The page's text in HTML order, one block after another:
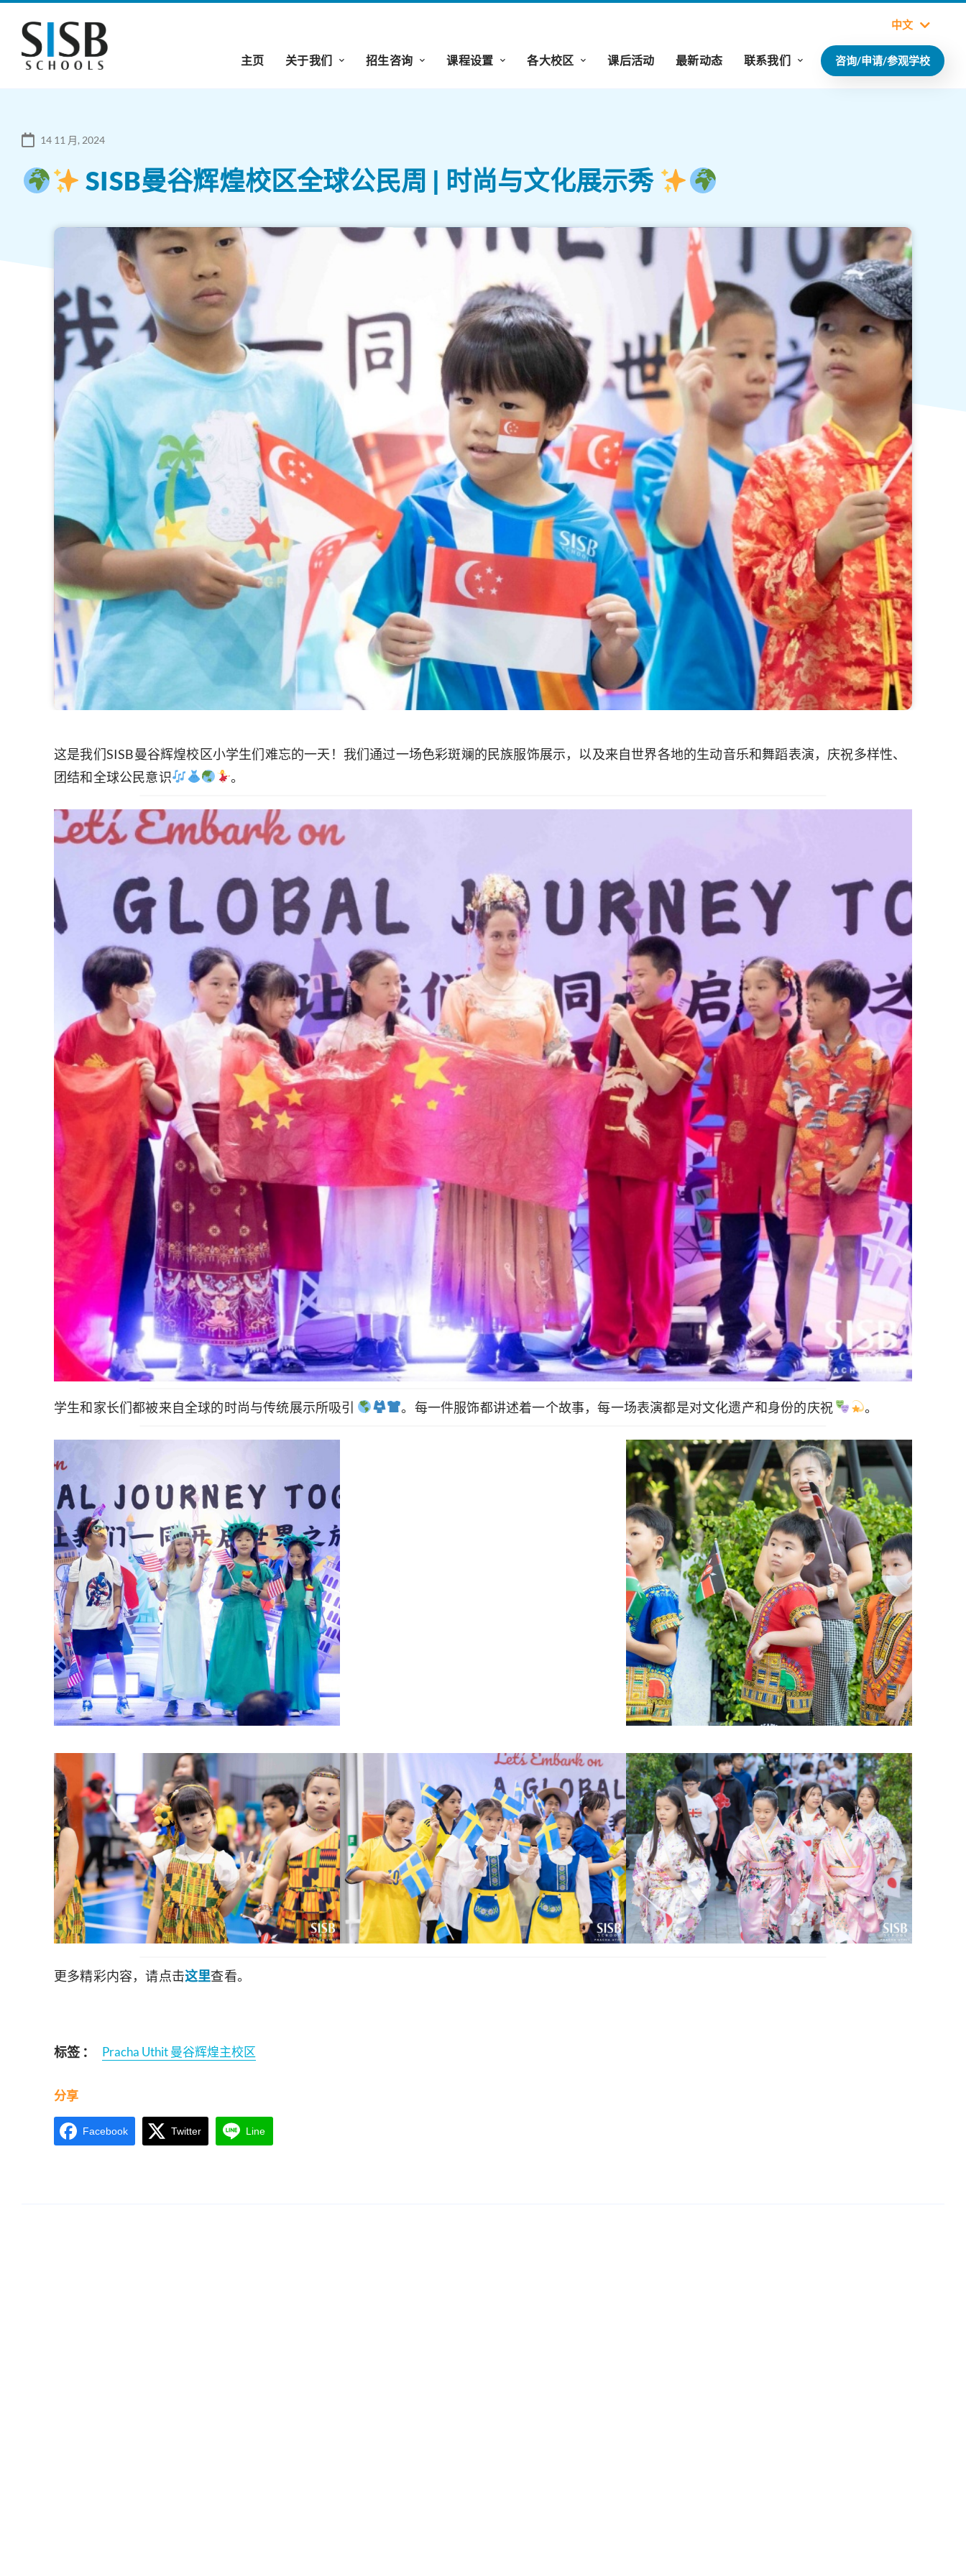
中文
主页 关于我们 招生咨询 课程设置 各大校区 课后活动 最新动态 联系我们 咨询/申请/参观学校
14 11 月, 2024
SISB曼谷辉煌校区全球公民周 | 时尚与文化展示秀
这是我们SISB曼谷辉煌校区小学生们难忘的一天！我们通过一场色彩斑斓的民族服饰展示，以及来自世界各地的生动音乐和舞蹈表演，庆祝多样性、
团结和全球公民意识
。
学生和家长们都被来自全球的时尚与传统展示所吸引 。每一件服饰都讲述着一个故事，每一场表演都是对文化遗产和身份的庆祝 。
更多精彩内容，请点击这里查看。
标签 ： Pracha Uthit 曼谷辉煌主校区
分享
Facebook Twitter Line